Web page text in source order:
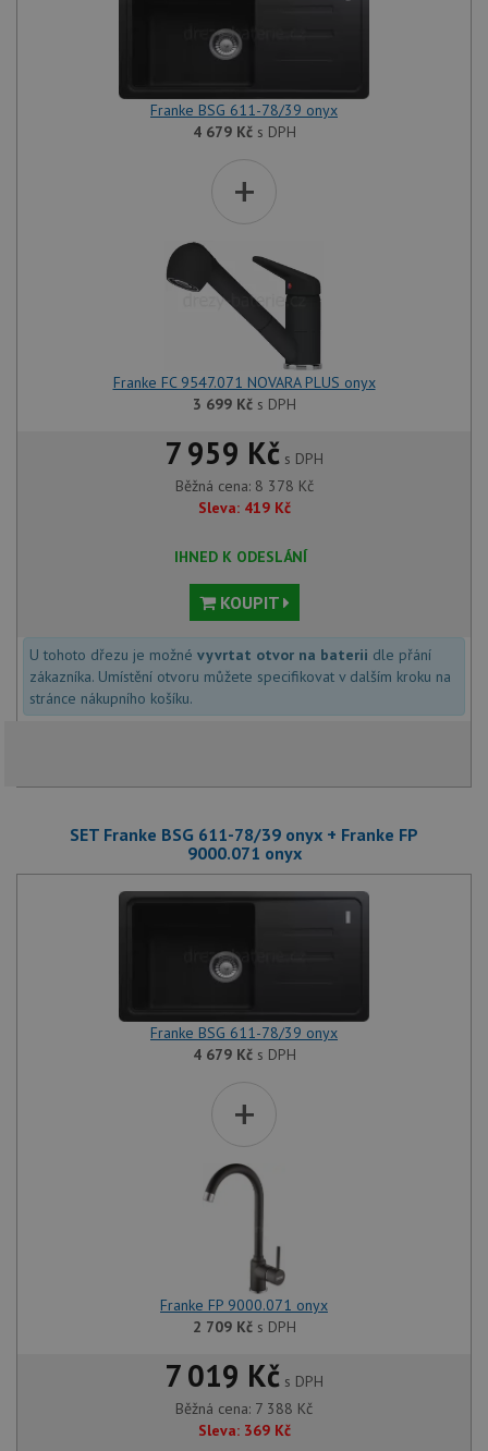
Franke BSG 611-78/39 onyx
4 679 Kčs DPH
+
Franke FC 9547.071 NOVARA PLUS onyx
3 699 Kčs DPH
7 959 Kč s DPH
Běžná cena: 8 378 Kč
Sleva: 419 Kč
IHNED K ODESLÁNÍ
KOUPIT
U tohoto dřezu je možné vyvrtat otvor na baterii dle přání
zákazníka. Umístění otvoru můžete specifikovat v dalším kroku na
stránce nákupního košíku.
SET Franke BSG 611-78/39 onyx + Franke FP
9000.071 onyx
Franke BSG 611-78/39 onyx
4 679 Kčs DPH
+
Franke FP 9000.071 onyx
2 709 Kčs DPH
7 019 Kč s DPH
Běžná cena: 7 388 Kč
Sleva: 369 Kč